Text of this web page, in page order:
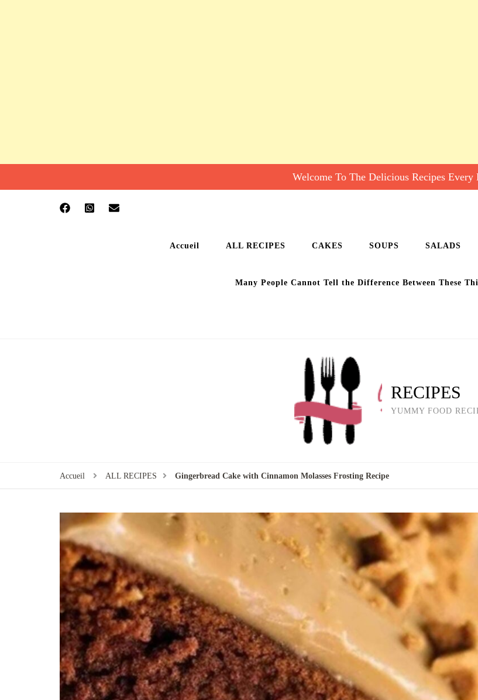
Welcome To The Delicious Recipes Every
Accueil ALL RECIPES CAKES SOUPS SALADS
Many People Cannot Tell the Difference Between These
RECIPES
YUMMY FOOD
Accueil ALL RECIPES Gingerbread Cake with Cinnamon Molasses Frosting Recipe